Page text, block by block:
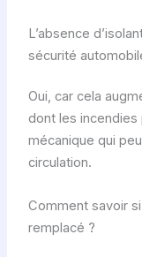
L’absence
sécurité
Oui, car cela
dont les incendies
mécanique qui
circulation.
Comment savoir
remplacé ?